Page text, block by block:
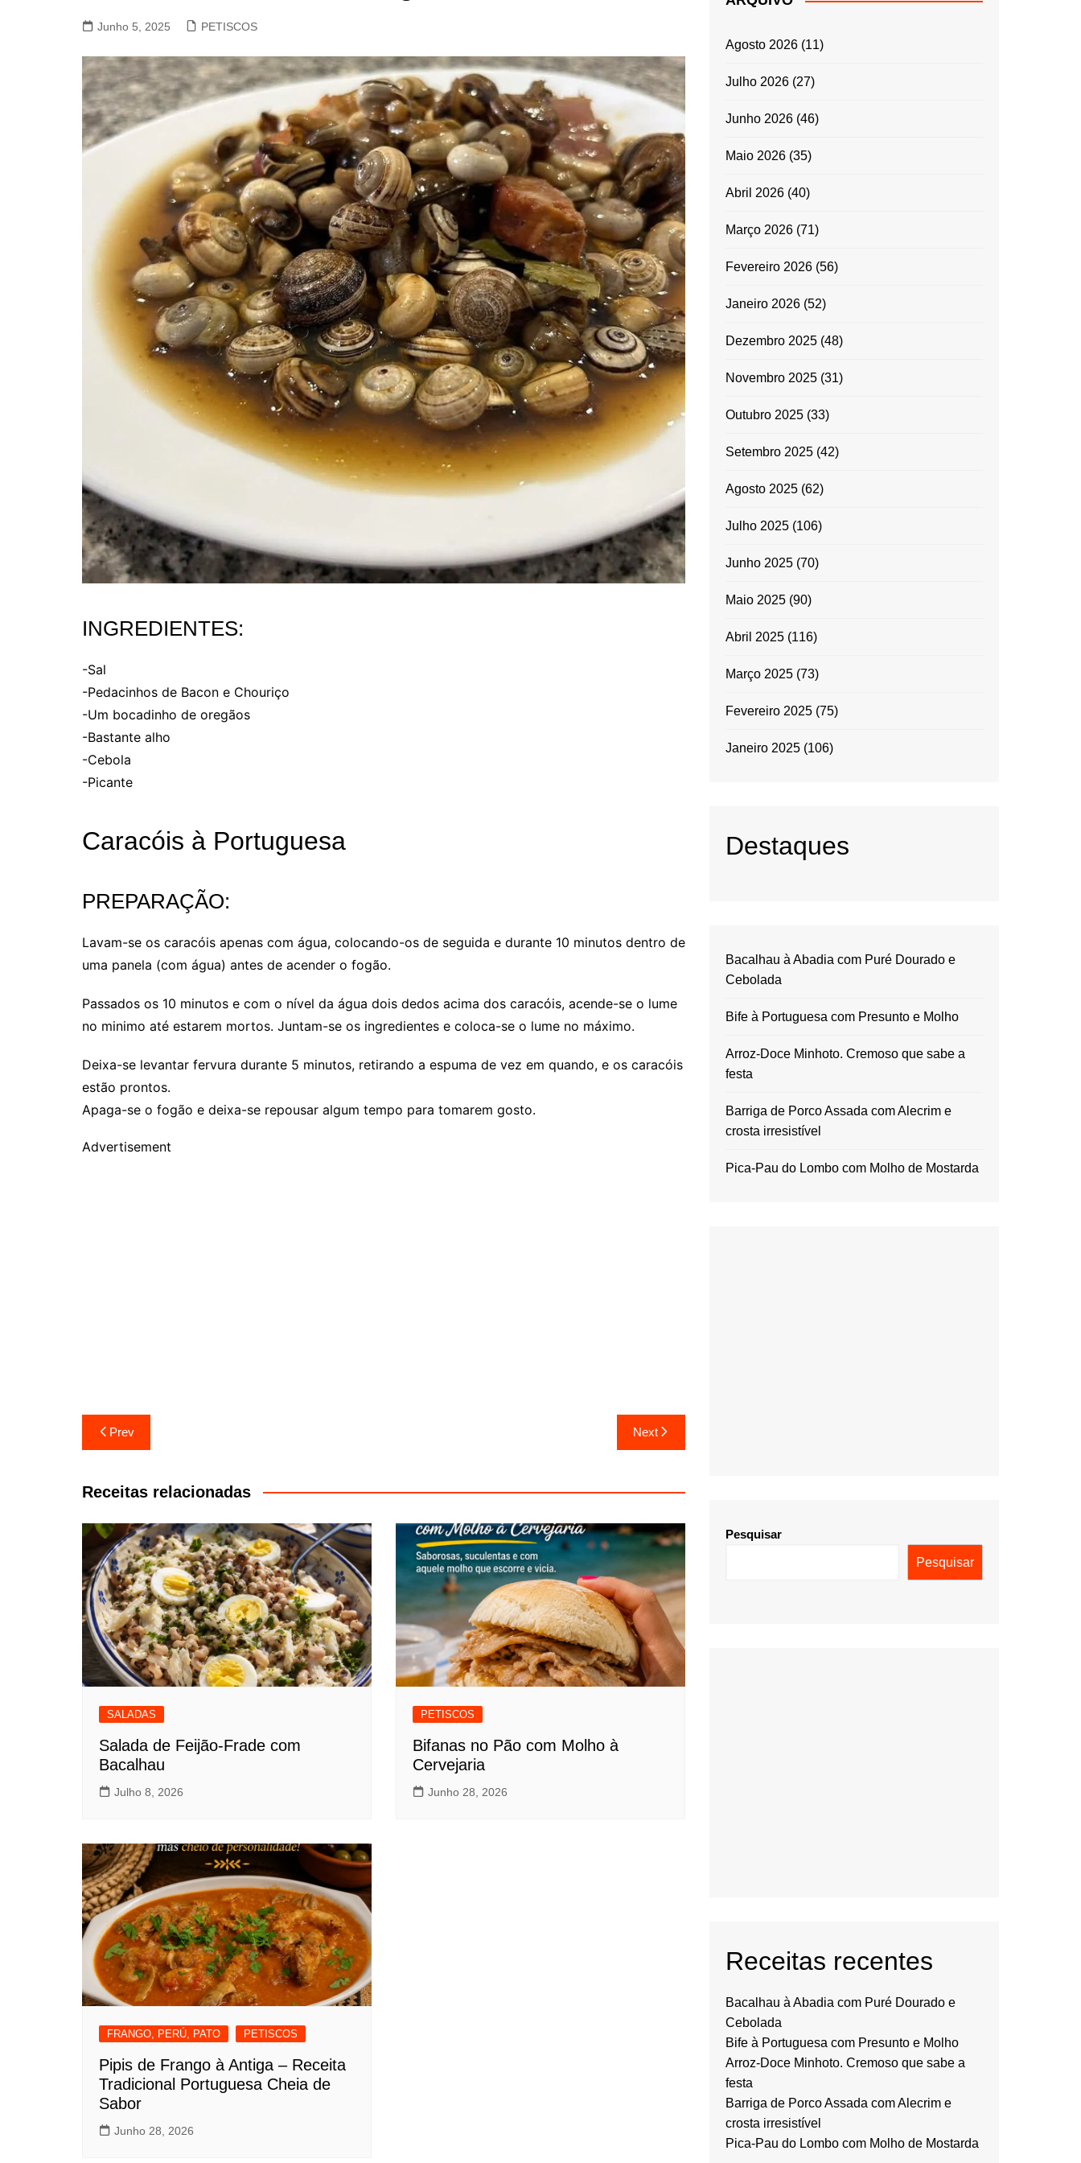
VACA, VITELA, NOVILHO
ENTRADAS E
GRATINADOS
MASSAS
TEMPEROS
MICRO-ONDAS
PORTUGUESA
Junho 5, 2025 PETISCOS
INGREDIENTES:
-Sal
-Pedacinhos de Bacon e Chouriço
-Um bocadinho de oregãos
-Bastante alho
-Cebola
-Picante
Caracóis à Portuguesa
PREPARAÇÃO:
Lavam-se os caracóis apenas com água, colocando-os de seguida e durante 10 minutos dentro de
uma panela (com água) antes de acender o fogão.
Passados os 10 minutos e com o nível da água dois dedos acima dos caracóis, acende-se o lume
no minimo até estarem mortos. Juntam-se os ingredientes e coloca-se o lume no máximo.
Deixa-se levantar fervura durante 5 minutos, retirando a espuma de vez em quando, e os caracóis
estão prontos.
Apaga-se o fogão e deixa-se repousar algum tempo para tomarem gosto.
Advertisement
Navegação
de
artigos
Prev Next
Receitas relacionadas
SALADAS
Salada de Feijão-Frade com
Bacalhau
Julho 8, 2026
PETISCOS
Bifanas no Pão com Molho à
Cervejaria
Junho 28, 2026
FRANGO, PERÚ, PATO PETISCOS
Pipis de Frango à Antiga – Receita
Tradicional Portuguesa Cheia de
Sabor
Junho 28, 2026
Agosto 2026 (11)
Julho 2026 (27)
Junho 2026 (46)
Maio 2026 (35)
Abril 2026 (40)
Março 2026 (71)
Fevereiro 2026 (56)
Janeiro 2026 (52)
Dezembro 2025 (48)
Novembro 2025 (31)
Outubro 2025 (33)
Setembro 2025 (42)
Agosto 2025 (62)
Julho 2025 (106)
Junho 2025 (70)
Maio 2025 (90)
Abril 2025 (116)
Março 2025 (73)
Fevereiro 2025 (75)
Janeiro 2025 (106)
Destaques
Bacalhau à Abadia com Puré Dourado e
Cebolada
Bife à Portuguesa com Presunto e Molho
Arroz-Doce Minhoto. Cremoso que sabe a
festa
Barriga de Porco Assada com Alecrim e
crosta irresistível
Pica-Pau do Lombo com Molho de Mostarda
Pesquisar
Pesquisar
Receitas recentes
Bacalhau à Abadia com Puré Dourado e
Cebolada
Bife à Portuguesa com Presunto e Molho
Arroz-Doce Minhoto. Cremoso que sabe a
festa
Barriga de Porco Assada com Alecrim e
crosta irresistível
Pica-Pau do Lombo com Molho de Mostarda